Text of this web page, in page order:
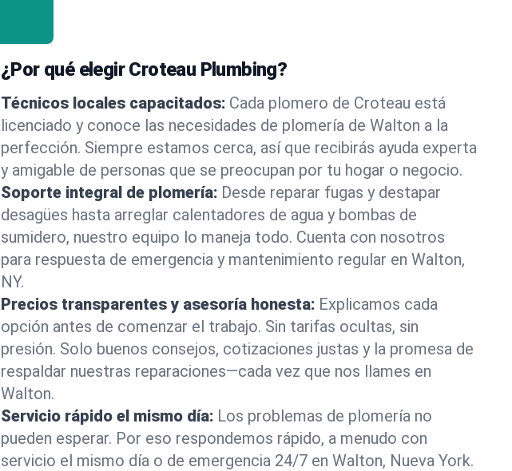
¿Por qué elegir Croteau Plumbing?
Técnicos locales capacitados: Cada plomero de Croteau está
licenciado y conoce las necesidades de plomería de Walton a la
perfección. Siempre estamos cerca, así que recibirás ayuda experta
y amigable de personas que se preocupan por tu hogar o negocio.
Soporte integral de plomería: Desde reparar fugas y destapar
desagües hasta arreglar calentadores de agua y bombas de
sumidero, nuestro equipo lo maneja todo. Cuenta con nosotros
para respuesta de emergencia y mantenimiento regular en Walton,
NY.
Precios transparentes y asesoría honesta: Explicamos cada
opción antes de comenzar el trabajo. Sin tarifas ocultas, sin
presión. Solo buenos consejos, cotizaciones justas y la promesa de
respaldar nuestras reparaciones—cada vez que nos llames en
Walton.
Servicio rápido el mismo día: Los problemas de plomería no
pueden esperar. Por eso respondemos rápido, a menudo con
servicio el mismo día o de emergencia 24/7 en Walton, Nueva York.